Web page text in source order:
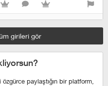
girileri gör
paylaştığın bir platform,